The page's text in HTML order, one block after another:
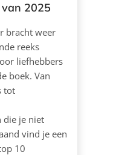
2025
bracht weer
reeks
liefhebbers
boek. Van
tot
die je niet
vind je een
10